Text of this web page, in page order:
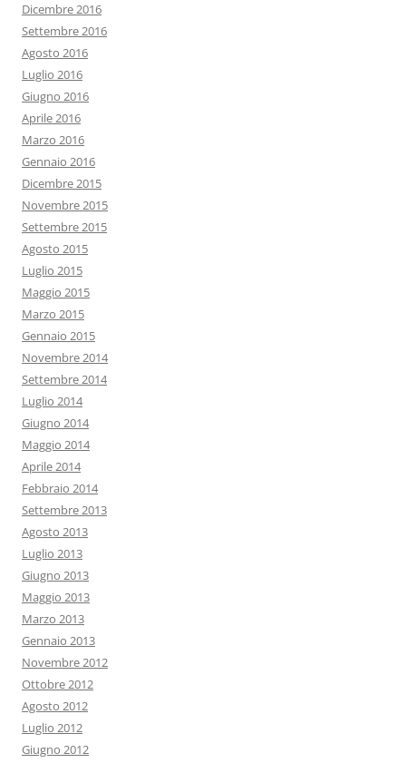
Dicembre 2016
Settembre 2016
Agosto 2016
Luglio 2016
Giugno 2016
Aprile 2016
Marzo 2016
Gennaio 2016
Dicembre 2015
Novembre 2015
Settembre 2015
Agosto 2015
Luglio 2015
Maggio 2015
Marzo 2015
Gennaio 2015
Novembre 2014
Settembre 2014
Luglio 2014
Giugno 2014
Maggio 2014
Aprile 2014
Febbraio 2014
Settembre 2013
Agosto 2013
Luglio 2013
Giugno 2013
Maggio 2013
Marzo 2013
Gennaio 2013
Novembre 2012
Ottobre 2012
Agosto 2012
Luglio 2012
Giugno 2012